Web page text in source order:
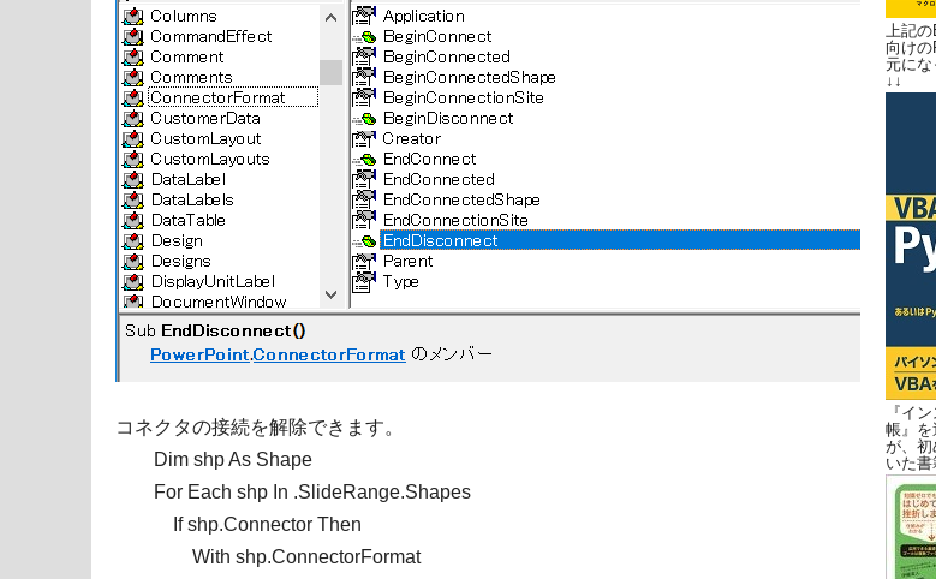
コネクタの接続を解除できます。
Dim shp As Shape
For Each shp In .SlideRange.Shapes
If shp.Connector Then
With shp.ConnectorFormat
上記
向けの
元に
↓↓
『イ
帳』を
が、初
いた書